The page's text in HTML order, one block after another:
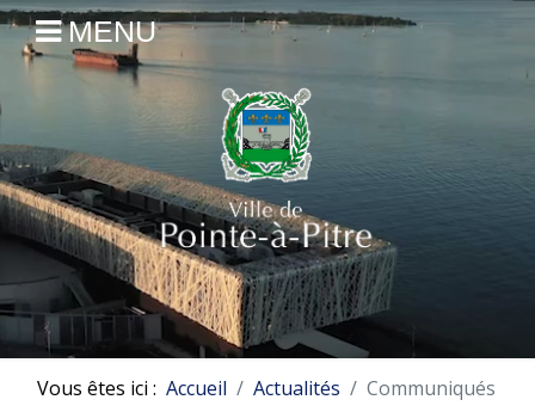
MENU
Vous êtes ici : Accueil Actualités Communiqués